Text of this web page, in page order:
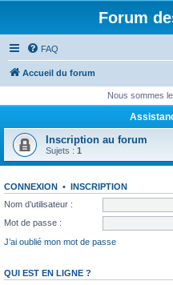
Forum
FAQ
Accueil du forum
Nous sommes
Inscription au forum
Sujets : 1
CONNEXION • INSCRIPTION
Nom d’utilisateur :
Mot de passe :
J’ai oublié mon mot de passe
QUI EST EN LIGNE ?